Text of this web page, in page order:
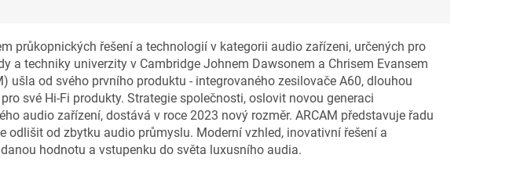
průkopnických řešení a technologií v kategorii audio zařízeni, určených pro
techniky univerzity v Cambridge Johnem Dawsonem a Chrisem Evansem
ušla od svého prvního produktu - integrovaného zesilovače A60, dlouhou
své Hi-Fi produkty. Strategie společnosti, oslovit novou generaci
audio zařízení, dostává v roce 2023 nový rozměr. ARCAM představuje řadu
odlišit od zbytku audio průmyslu. Moderní vzhled, inovativní řešení a
hodnotu a vstupenku do světa luxusního audia.